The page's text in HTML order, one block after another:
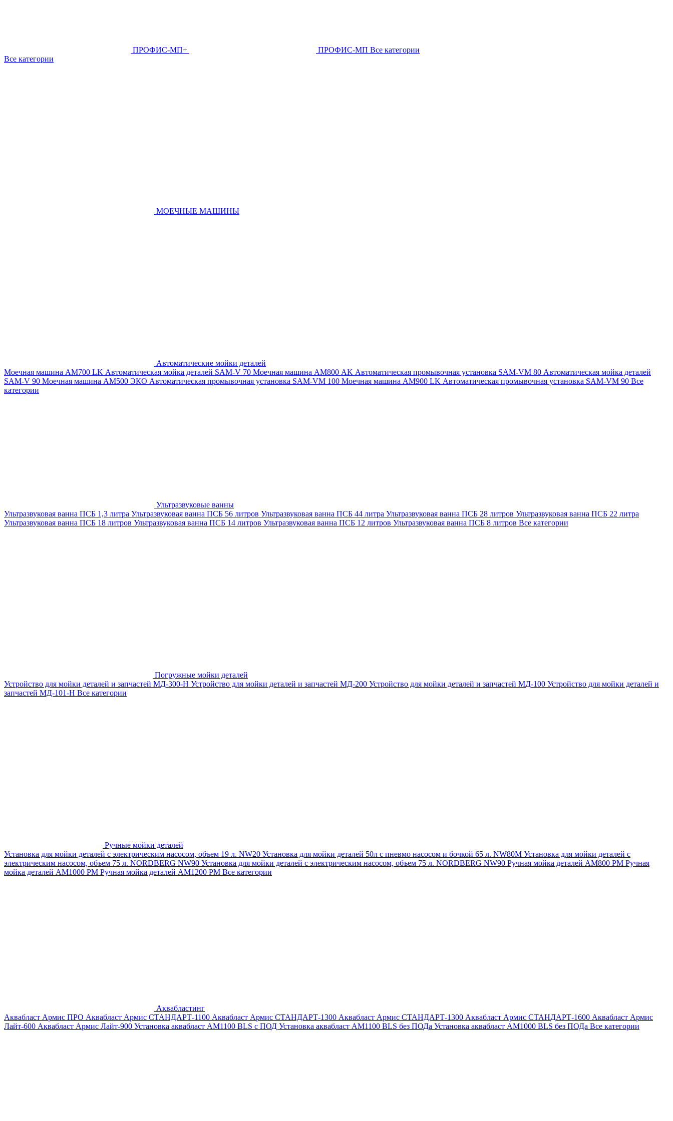
ПРОФИС-МП+ ПРОФИС-МП Все категории
Все категории
МОЕЧНЫЕ МАШИНЫ
Автоматические мойки деталей
Моечная машина AM700 LK Автоматическая мойка деталей SAM-V 70 Моечная машина АМ800 AK Автоматическая промывочная установка SAM-VM 80 Автоматическая мойка деталей
SAM-V 90 Моечная машина АМ500 ЭКО Автоматическая промывочная установка SAM-VM 100 Моечная машина AM900 LK Автоматическая промывочная установка SAM-VM 90 Все
категории
Ультразвуковые ванны
Ультразвуковая ванна ПСБ 1,3 литра Ультразвуковая ванна ПСБ 56 литров Ультразвуковая ванна ПСБ 44 литра Ультразвуковая ванна ПСБ 28 литров Ультразвуковая ванна ПСБ 22 литра
Ультразвуковая ванна ПСБ 18 литров Ультразвуковая ванна ПСБ 14 литров Ультразвуковая ванна ПСБ 12 литров Ультразвуковая ванна ПСБ 8 литров Все категории
Погружные мойки деталей
Устройство для мойки деталей и запчастей МД-300-H Устройство для мойки деталей и запчастей МД-200 Устройство для мойки деталей и запчастей МД-100 Устройство для мойки деталей и
запчастей МД-101-Н Все категории
Ручные мойки деталей
Установка для мойки деталей с электрическим насосом, объем 19 л. NW20 Установка для мойки деталей 50л с пневмо насосом и бочкой 65 л. NW80M Установка для мойки деталей с
электрическим насосом, объем 75 л. NORDBERG NW90 Установка для мойки деталей с электрическим насосом, объем 75 л. NORDBERG NW90 Ручная мойка деталей АМ800 РМ Ручная
мойка деталей АМ1000 РМ Ручная мойка деталей АМ1200 РМ Все категории
Аквабластинг
Аквабласт Армис ПРО Аквабласт Армис СТАНДАРТ-1100 Аквабласт Армис СТАНДАРТ-1300 Аквабласт Армис СТАНДАРТ-1300 Аквабласт Армис СТАНДАРТ-1600 Аквабласт Армис
Лайт-600 Аквабласт Армис Лайт-900 Установка аквабласт AM1100 BLS с ПОД Установка аквабласт AM1100 BLS без ПОДа Установка аквабласт AM1000 BLS без ПОДа Все категории